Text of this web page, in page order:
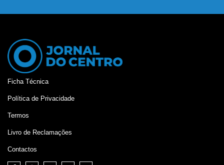
Ficha Técnica
Política de Privacidade
Termos
Livro de Reclamações
Contactos